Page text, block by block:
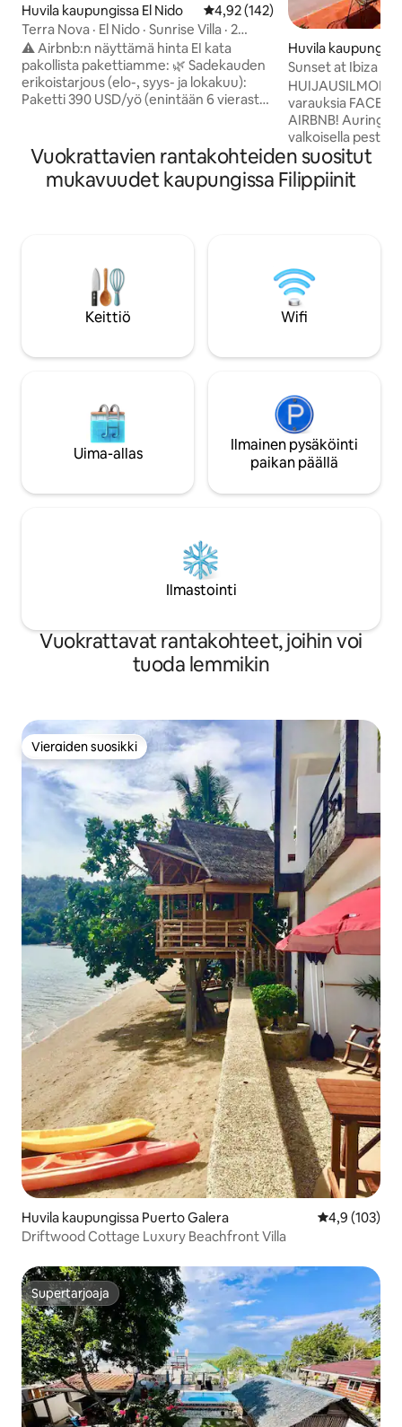
Huvila kaupungissa El Nido Keskimääräinen arvio 4,92/5,
4,92 (142)
Terra Nova · El Nido · Sunrise Villa · 2
makuuhuonetta
⚠️ Airbnb:n näyttämä hinta EI kata
pakollista pakettiamme: 🌿 Sadekauden
erikoistarjous (elo-, syys- ja lokakuu):
Paketti 390 USD/yö (enintään 6 vierasta)
miehistön, saarilta toiselle kulkemisen ja
aktiviteetteja. Sijaitsee yksityisellä 2
hehtaarin niemellä Catabanin lahdella –
merinäkymät, rehevä viidakko. Kaukana
ihmisvilinästä – sama ainutlaatuinen
elämys vuoden parhailla hinnoillamme.
Huvila
Sunset at Ibiza -
Batangas
varauksia
AIRBNB! Auringonlasku Ibizalla on
valkoisella pesty
on muutettu
lohduttavaksi
on juurtunut sen
espanjalaisten
vuokrattava
yleisölle – portti,
luonnonvaloa ja
Vuokrattavien rantakohteiden suositut
mukavuudet kaupungissa Filippiinit
Keittiö Wifi
Uima-allas
Ilmainen pysäköinti
paikan päällä
Ilmastointi
Vuokrattavat rantakohteet, joihin voi
tuoda lemmikin
Vieraiden suosikki
Vieraiden suosikki
Huvila kaupungissa Puerto Galera
4,9 (103)
Driftwood Cottage Luxury Beachfront Villa
Supertarjoaja
Supertarjoaja